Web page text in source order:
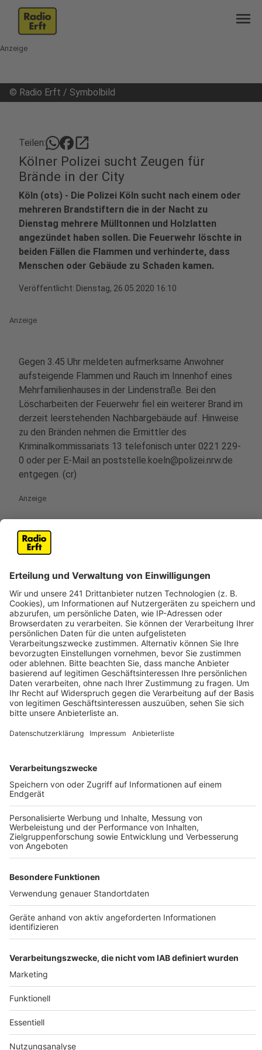
menu
Anzeige
© Radio Erft / Symbolbild
Teilen: open_in_new
Kölner Polizei sucht Zeugen für
Brände in der City
Köln (ots) - Die Polizei Köln sucht nach einem oder
mehreren Brandstiftern die in der Nacht zu
Dienstag mehrere Mülltonnen und Holzlatten
angezündet haben sollen. Die Feuerwehr löschte in
beiden Fällen die Flammen und verhinderte, dass
Menschen oder Gebäude zu Schaden kamen.
Veröffentlicht: Dienstag, 26.05.2020 16:10
Anzeige
Gegen 3.45 Uhr meldeten aufmerksame Anwohner
aufsteigende Flammen und Rauch im Innenhof eines
Mehrfamilienhauses in der Lindenstraße. Bei den
Löscharbeiten der Feuerwehr fiel ein weiterer Brand im
derzeit leerstehenden Nachbargebäude auf. Hinweise
zu den Bränden nehmen die Ermittler des
Kriminalkommissariats 13 telefonisch unter 0221 229-
0 oder per E-Mail an poststelle.koeln@polizei.nrw.de
entgegen. (cr)
Anzeige
Rückfragen von Medienvertretern bitte an:
Polizeipräsidium Köln Pressestelle Walter-Pauli-Ring
2-6 51103 Köln
Anzeige
Telefon: 0221/229 5555 e-Mail:
pressestelle.koeln(at)polizei.nrw.de
https://koeln.polizei.nrw
Anzeige
Weiteres Material:
https://www.presseportal.de/blaulicht/pm/12415/
OTS: Polizei Köln
Anzeige
Original-Content von: Polizei Köln, übermittelt durch
news aktuell
Anzeige